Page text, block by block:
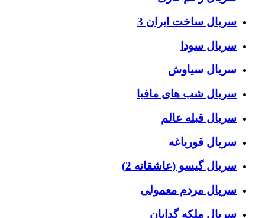
سریال ساخت ایران 3
سریال سودا
سریال سیاوش
سریال شب های مافیا
سریال قبله عالم
سریال قورباغه
سریال گیسو (عاشقانه 2)
سریال مردم معمولی
سریال ملکه گدایان